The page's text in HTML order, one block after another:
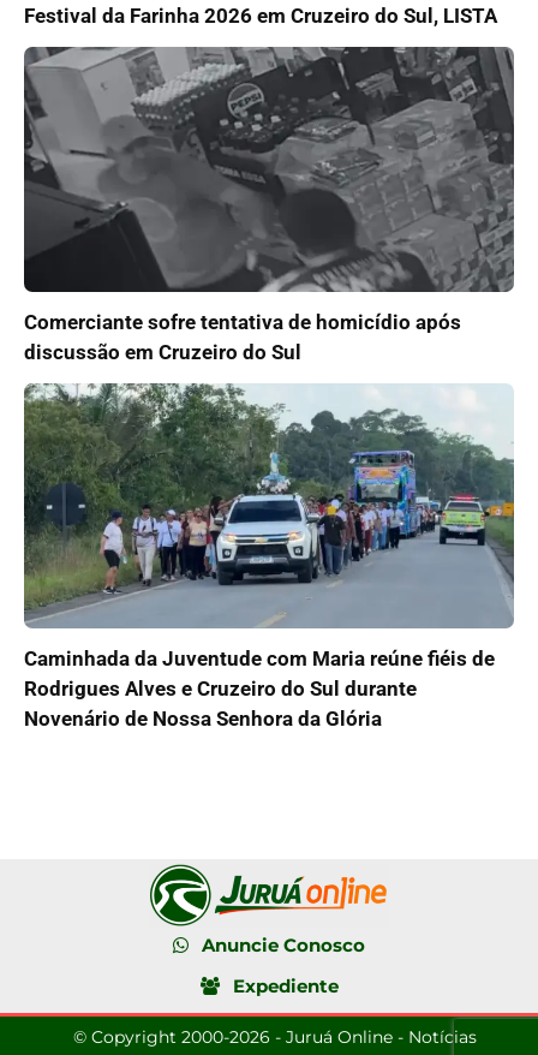
Festival da Farinha 2026 em Cruzeiro do Sul, LISTA
Comerciante sofre tentativa de homicídio após
discussão em Cruzeiro do Sul
Caminhada da Juventude com Maria reúne fiéis de
Rodrigues Alves e Cruzeiro do Sul durante
Novenário de Nossa Senhora da Glória
Anuncie Conosco
Expediente
© Copyright 2000-2026 - Juruá Online - Notícias